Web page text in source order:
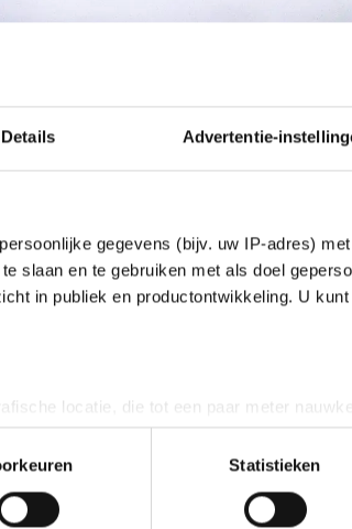
Details Advertentie-
gegevens (bijv. uw IP-adres)
slaan en te gebruiken met als doel
in publiek en productontwikkeling. U
locatie, die tot een paar meter
te scannen op specifieke eigenschappen
worden verwerkt en stel uw voorkeuren
in de Cookieverklaring.
Statistieken